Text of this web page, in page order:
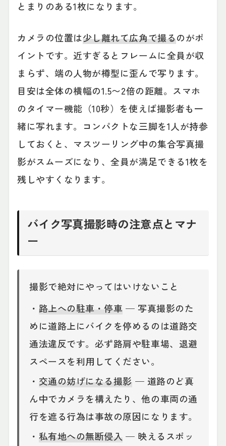
とまりのある1枚になります。
カメラの位置は少し離れて広角で撮るのがポ
イントです。近すぎるとフレームに全員が収
まらず、端の人物が樽型に歪んで写ります。
目安は全体の横幅の1.5〜2倍の距離。スマホ
のタイマー機能（10秒）を使えば撮影者も一
緒に写れます。コンパクトな三脚を1人が持参
しておくと、マスツーリング中の集合写真撮
影がスムーズになり、全員が満足できる1枚を
残しやすくなります。
バイク写真撮影時の注意点とマナ
ー
撮影で絶対にやってはいけないこと
・ 路上への駐車・停車 — 写真撮影のた
めに道路上にバイクを停めるのは道路交
通法違反です。必ず路肩や駐車場、退避
スペースを利用してください。
・ 交通の妨げになる撮影 — 道路のど真
ん中でカメラを構えたり、他の車両の通
行を遮る行為は事故の原因になります。
・ 私有地への無断侵入 — 映えるスポッ